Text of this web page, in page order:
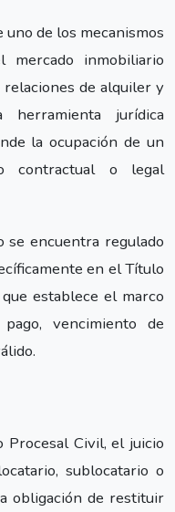
de los mecanismos
mercado inmobiliario
relaciones de alquiler y
herramienta jurídica
la ocupación de un
contractual o legal
se encuentra regulado
en el Título
establece el marco
vencimiento de
Procesal Civil, el juicio
sublocatario o
obligación de restituir